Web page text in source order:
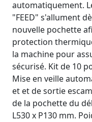
automatiquement.
"FEED" s'allument
nouvelle pochette
protection
la machine pour
sécurisé. Kit de 10
Mise en veille
et et de sortie
de la pochette du
L530 x P130 mm.